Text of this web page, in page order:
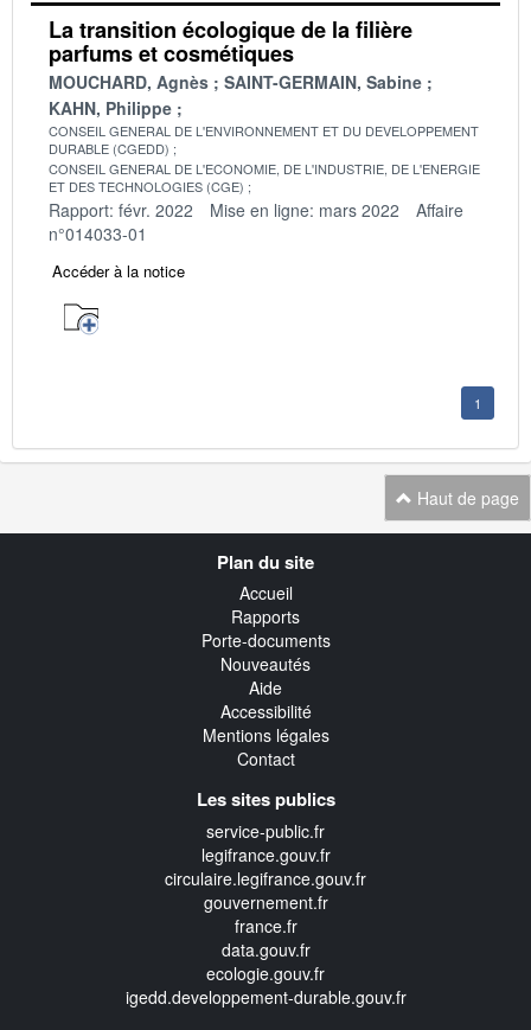
La transition écologique de la filière
parfums et cosmétiques
MOUCHARD, Agnès
SAINT-GERMAIN, Sabine
KAHN, Philippe
CONSEIL GENERAL DE L'ENVIRONNEMENT ET DU DEVELOPPEMENT
DURABLE (CGEDD)
CONSEIL GENERAL DE L'ECONOMIE, DE L'INDUSTRIE, DE L'ENERGIE
ET DES TECHNOLOGIES (CGE)
Rapport: févr. 2022 Mise en ligne: mars 2022
Affaire
n°014033-01
Accéder à la notice
1
Haut de page
Plan du site
Accueil
Rapports
Porte-documents
Nouveautés
Aide
Accessibilité
Mentions légales
Contact
Les sites publics
service-public.fr
legifrance.gouv.fr
circulaire.legifrance.gouv.fr
gouvernement.fr
france.fr
data.gouv.fr
ecologie.gouv.fr
igedd.developpement-durable.gouv.fr